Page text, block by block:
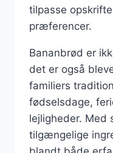
tilpasse
præferencer.
Bananbrød er
det er også
familiers
fødselsdage,
lejligheder. Med
tilgængelige